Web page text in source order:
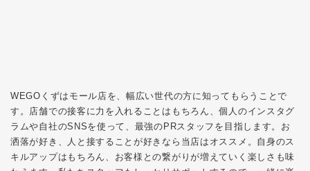
WEGOくずはモール店を、幅広い世代の方に知ってもらうことで
す。店舗での接客に力を入れることはもちろん、個人のインスタグ
ラムや自社のSNSを使って、最強のPRスタッフを目指します。お
洒落が好き、人と接することが好きなら当店はオススメ。自身のス
キルアップはもちろん、お客様との繋がりが増えていく楽しさも味